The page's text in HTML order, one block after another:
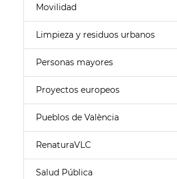
Movilidad
Limpieza y residuos urbanos
Personas mayores
Proyectos europeos
Pueblos de València
RenaturaVLC
Salud Pública